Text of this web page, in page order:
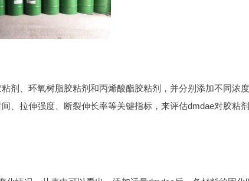
剂、环氧树脂胶粘剂和丙烯酸酯胶粘剂，并分别添加不同浓
、拉伸强度、断裂伸长率等关键指标，来评估dmdae对胶粘